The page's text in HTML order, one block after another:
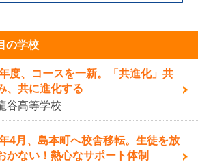
の学校
度、コースを一新。「共進化」共
、共に進化する
谷高等学校
4月、島本町へ校舎移転。生徒を放
かない！熱心なサポート体制